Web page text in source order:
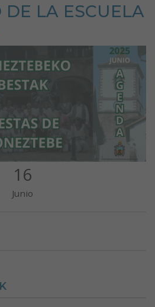
DE LA ESCUELA
16
Junio